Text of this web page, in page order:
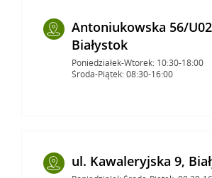
Antoniukowska 56/
Białystok
Poniedziałek-Wtorek: 10:30-18:00
Środa-Piątek: 08:30-16:00
ul. Kawaleryjska 9,